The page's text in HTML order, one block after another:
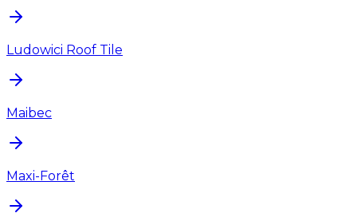
Ludowici Roof Tile
Maibec
Maxi-Forêt